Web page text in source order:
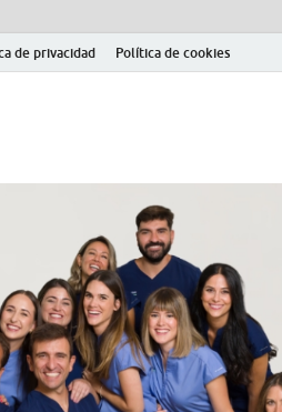
de privacidad Política de cookies